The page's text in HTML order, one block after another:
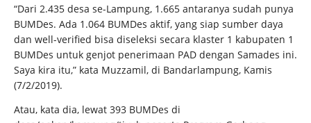
“Dari 2.435 desa se-Lampung, 1.665 antaranya sudah punya
BUMDes. Ada 1.064 BUMDes aktif, yang siap sumber daya
dan well-verified bisa diseleksi secara klaster 1 kabupaten 1
BUMDes untuk genjot penerimaan PAD dengan Samades ini.
Saya kira itu,” kata Muzzamil, di Bandarlampung, Kamis
(7/2/2019).
Atau, kata dia, lewat 393 BUMDes di